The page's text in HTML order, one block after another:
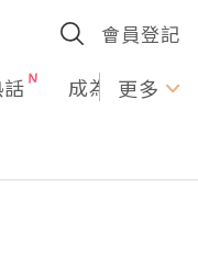
會員登記
成為U更多